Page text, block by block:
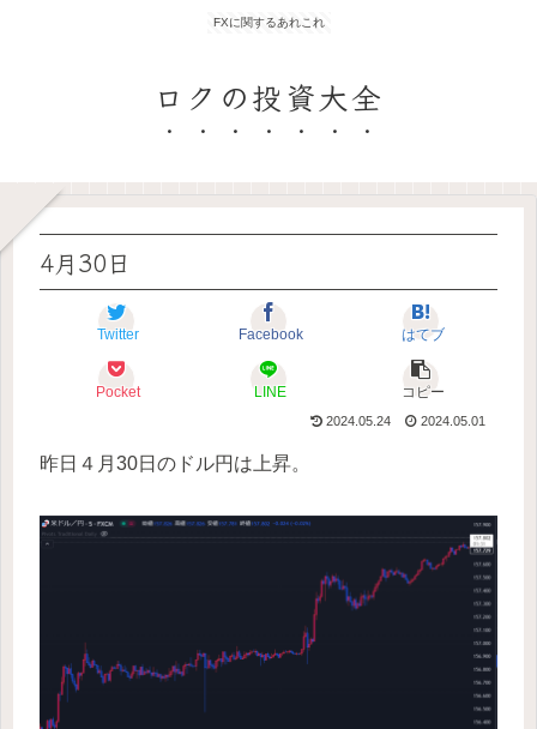
FXに関するあれこれ
ロクの投資大全
4月30日
Twitter Facebook はてブ
Pocket LINE コピー
2024.05.24 2024.05.01
昨日４月30日のドル円は上昇。